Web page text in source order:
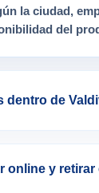
la ciudad,
del
dentro de
online y retirar